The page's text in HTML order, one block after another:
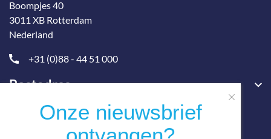
Boompjes 40
3011 XB Rotterdam
Nederland
+31 (0)88 - 44 51 000
Postadres
3001 KM Rotterdamontvangen?